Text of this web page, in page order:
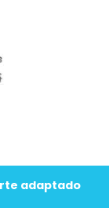
adaptado